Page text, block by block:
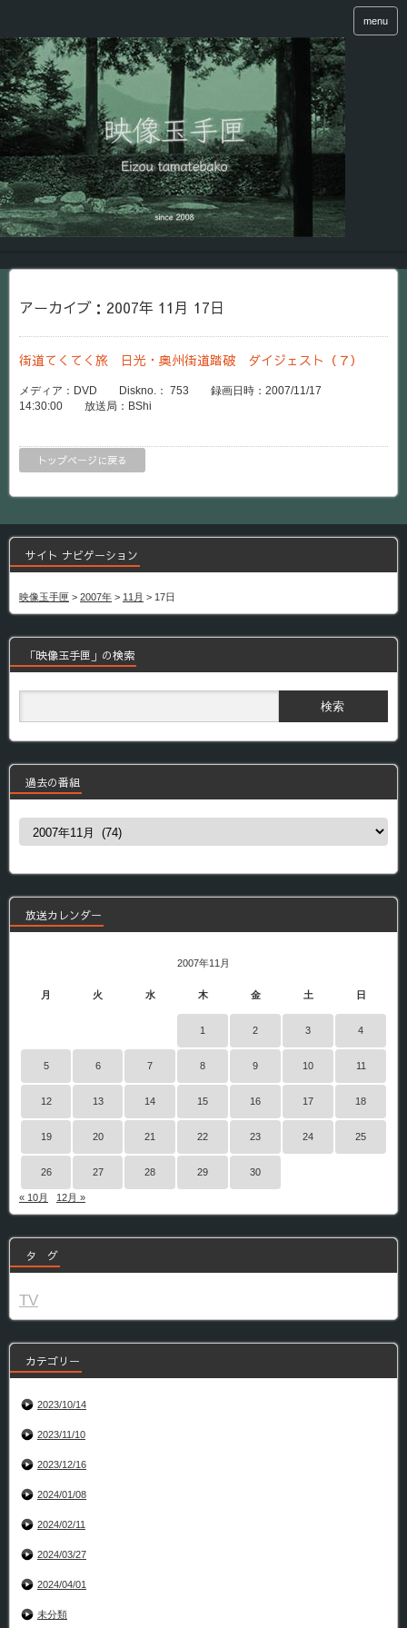
menu
アーカイブ：2007年 11月 17日
街道てくてく旅 日光・奥州街道踏破 ダイジェスト（７）
メディア：DVD Diskno.： 753 録画日時：2007/11/17
14:30:00 放送局：BShi
トップページに戻る
サイト ナビゲーション
映像玉手匣 > 2007年 > 11月 > 17日
「映像玉手匣」の検索
過去の番組
過
組
放送カレンダー
2007年11月
月 火 水 木 金 土 日
1 2 3 4
5 6 7 8 9 10 11
12 13 14 15 16 17 18
19 20 21 22 23 24 25
26 27 28 29 30
« 10月 12月 »
タ グ
TV
カテゴリー
2023/10/14
2023/11/10
2023/12/16
2024/01/08
2024/02/11
2024/03/27
2024/04/01
未分類